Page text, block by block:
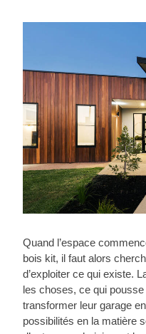
Quand l’espace
bois kit, il faut alors
d’exploiter ce qui existe.
les choses, ce qui
transformer leur garage
possibilités en la matière